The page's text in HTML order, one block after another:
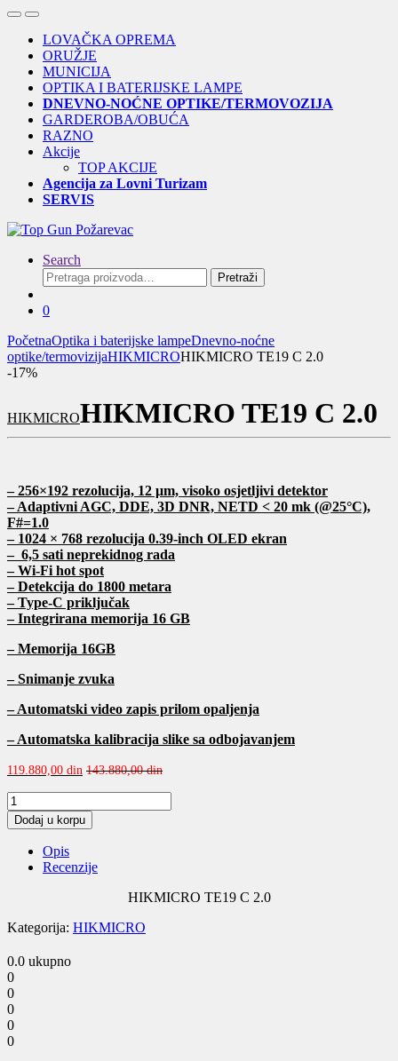
OpenClose
LOVAČKA OPREMA
ORUŽJE
MUNICIJA
OPTIKA I BATERIJSKE LAMPE
DNEVNO-NOĆNE OPTIKE/TERMOVOZIJA
GARDEROBA/OBUĆA
RAZNO
Akcije
TOP AKCIJE
Agencija za Lovni Turizam
SERVIS
Search
Pretraga
za:
Pretraži
0
PočetnaOptika i baterijske lampeDnevno-noćne
optike/termovizijaHIKMICROHIKMICRO TE19 C 2.0
-17%
HIKMICROHIKMICRO TE19 C 2.0
– 256×192 rezolucija, 12 μm, visoko osjetljivi detektor
– Adaptivni AGC, DDE, 3D DNR, NETD < 20 mk (@25°C),
F#=1.0
– 1024 × 768 rezolucija 0.39-inch OLED ekran
– 6,5 sati neprekidnog rada
– Wi-Fi hot spot
– Detekcija do 1800 metara
– Type-C priključak
– Integrirana memorija 16 GB
– Memorija 16GB
– Snimanje zvuka
– Automatski video zapis prilom opaljenja
– Automatska kalibracija slike sa odbojavanjem
119.880,00 din 143.880,00din
HIKMICRO
TE19
C
quantity
Dodaj u korpu
Opis
Recenzije
HIKMICRO TE19 C 2.0
Kategorija: HIKMICRO
0.0 ukupno
0
0
0
0
0